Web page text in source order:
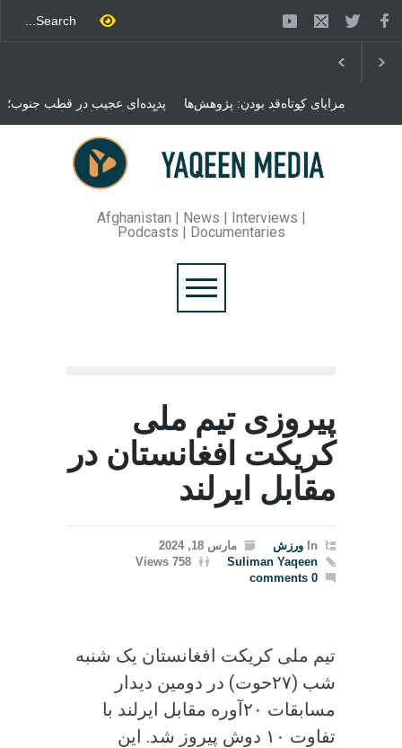
پدیده‌ای عجیب در قطب جنوب؛
پنگوئنی که هزاران بار در روز
می‌خوابد
مزایای کوتاه‌قد بودن: پژوهش‌ها
از فواید آن برای سلامتی
می‌گویند
محمدباقر قالیباف، رئیس
مجلس ایران، با انتقاد تند از
سیاست‌های دونالد ترمپ اعلام
کرد که واشنگتن تلاش دارد با
روند گفتگوها را از مسیر
مذاکره به سمت تسلیم سوق
دهد.
Afghanistan | News | Interviews |
Podcasts | Documentaries
پیروزی تیم ملی
کریکت افغانستان در
مقابل ایرلند
In ورزش
مارس 18, 2024
Suliman Yaqeen
758 Views
0 comments
تیم ملی کریکت افغانستان یک شنبه
شب (۲۷حوت) در دومین دیدار
مسابقات ۲۰آوره مقابل ایرلند با
تفاوت ۱۰ دوش پیروز شد. این